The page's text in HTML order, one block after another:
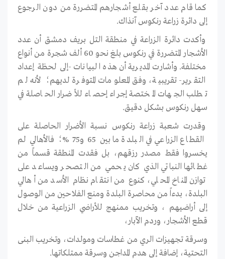
كما قام عدد آخر بقلع أشجارهم المتضررة من دون الرجوع
إلى دائرة زراعة رنكوس آنذاك.
وأكدت دائرة الزراعة في منطقة التل بريف دمشق أن عدد
الأشجار المتضررة في رنكوس بلغ نحو 60 ألف شجرة من أنواع
مختلفة. وأشارت المديرية أن هذه البيانات -إلى لحظة إعداد
التقرير- تقريبية، وفق المعلومات المتوفرة لديهم؛ لأنه لم
تطلب الجهات المختصة إجراء إحصاء للأضرار الحاصلة في
سهل رنكوس بشكل دقيق.
وقدرت شعبة زراعة رنكوس نسبة الأضرار الحاصلة على
القطاع الزراعي في البلدة ما بين 65 و75 %؛ فالأهالي لم
يخسروا فقط مصدر رزقهم، بل فقدت المنطقة قسماً من
غطائها النباتي الذي كان يحمي من التصحر ويساعد على
توازن المناخ المحلي، كنوع من انتقام نظام الأسد من أهالي
البلدة، بدءاً من محاصرة البلدة ومنع الفلاحين من الوصول
إلى أراضيهم ، وتخريب ممنهج للأراضي الزراعية من خلال
قطع الأشجار، وردم الآبار،
وسرقة تجهيزات الري من غطاسات ومولدات، وتخريب البنى
التحتية، إضافة إلى هدم المداجن وسرقة ممتلكاتها.